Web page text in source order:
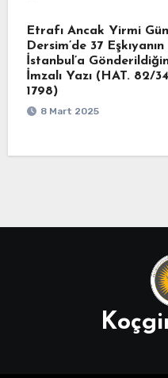
Etrafı Ancak Yirmi
Dersim’de 37
İstanbul’a
İmzalı Yazı (HAT. 82/
1798)
8 Mart 2025